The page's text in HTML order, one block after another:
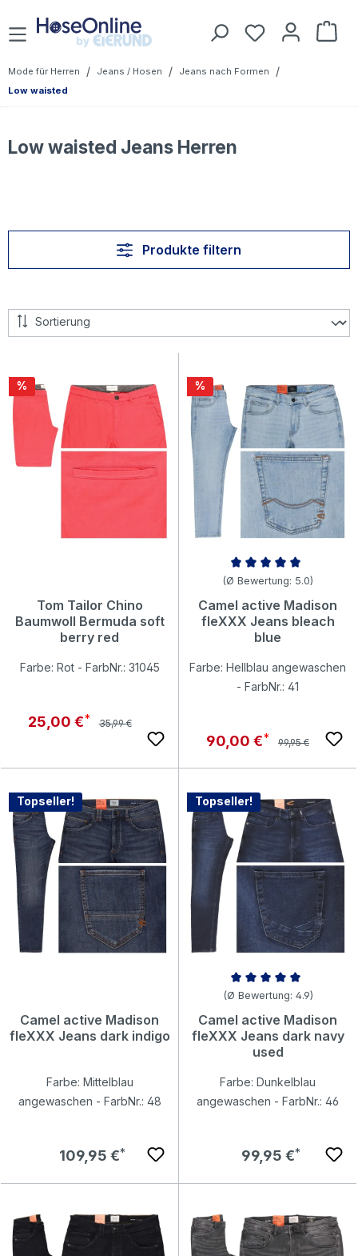
Zum Hauptinhalt springen Du hast 0
Mode für Herren / Jeans / Hosen / Jeans nach Formen /
Low waisted
Low waisted Jeans Herren
Produkte filtern
Rabatt
%
Tom Tailor Chino
Baumwoll Bermuda soft
berry red
Farbe: Rot - FarbNr.: 31045
Verkaufspreis:
25,00 € Regulärer Preis:
35,99 €
Rabatt
%
Durchschnittliche Bewertung
(Ø Bewertung: 5.0)
Camel active Madison
fleXXX Jeans bleach
blue
Farbe: Hellblau angewaschen
- FarbNr.: 41
Verkaufspreis:
90,00 € Regulärer Preis:
99,95 €
Topseller!
Camel active Madison
fleXXX Jeans dark indigo
Farbe: Mittelblau
angewaschen - FarbNr.: 48
Regulärer Preis:
109,95 €
Topseller!
Durchschnittliche Bewertung
(Ø Bewertung: 4.9)
Camel active Madison
fleXXX Jeans dark navy
used
Farbe: Dunkelblau
angewaschen - FarbNr.: 46
Regulärer Preis:
99,95 €